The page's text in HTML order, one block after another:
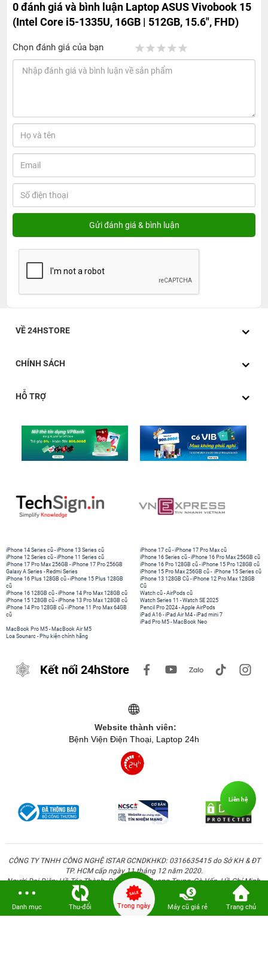
0 đánh giá và bình luận Laptop ASUS Vivobook 15
(Intel Core i5-1335U, 16GB | 512GB, 15.6", FHD)
Chọn đánh giá của bạn
VỀ 24HSTORE
CHÍNH SÁCH
HỖ TRỢ
iPhone 14 Series cũ -iPhone 13 Series cũ
iPhone 12 Series cũ -iPhone 11 Series cũ
iPhone 17 Pro Max 256GB -iPhone 17 Pro 256GB
Galaxy A Series - Redmi Series
iPhone 17 cũ -iPhone 17 Pro Max cũ
iPhone 16 Series cũ - iPhone 16 Pro Max 256GB cũ
iPhone 16 Pro 128GB cũ -iPhone 15 Pro 128GB cũ
iPhone 15 Pro Max 256GB cũ - iPhone 15 Series cũ
iPhone 16 Plus 128GB cũ -iPhone 15 Plus 128GB
cũ
iPhone 16 128GB cũ -iPhone 14 Pro Max 128GB cũ
iPhone 15 128GB cũ -iPhone 13 Pro Max 128GB cũ
iPhone 14 Pro 128GB cũ -iPhone 11 Pro Max 64GB
cũ
iPhone 13 128GB Cũ -iPhone 12 Pro Max 128GB
Cũ
Watch cũ -AirPods cũ
Watch Series 11 -Watch SE 2025
Pencil Pro 2024 -Apple AirPods
iPad A16 -iPad Air M4 -iPad mini 7
iPad Pro M5 - MacBook Neo
MacBook Pro M5 - MacBook Air M5
Loa Sounarc - Phụ kiện chính hãng
Kết nối 24hStore
Website thành viên:
Bệnh Viện Điện Thoại, Laptop 24h
CÔNG TY TNHH CÔNG NGHỆ ISTAR GCNDKHKD: 0316635415 do Sở KH & ĐT
TP. HCM cấp ngày 11 tháng 12 năm 2020.
Người Đại Diện: Hồ Tác Thành. Địa chỉ: 389 Quang Trung, Gò Vấp, Hồ Chí Minh.
Danh mục Thu-đổi Trong ngày Máy cũ giá rẻ Trang chủ
Liên hệ